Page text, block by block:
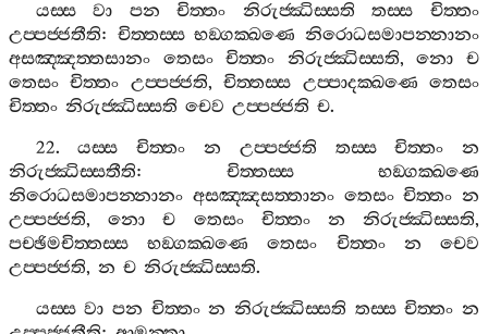
යස‍්ස
වා පන චිත‍්තං නිරුජ‍්ඣිස‍්සති තස‍්ස
චිත‍්තං
උප‍්පජ‍්ජතීති: චිත‍්තස‍්ස භඞ‍්ගක‍්ඛණෙ නිරොධසමාපන‍්නානං
අසඤ‍්ඤත‍්තසානං
තෙසං චිත‍්තං නිරුජ‍්ඣිස‍්සති,නො
ච
තෙසං චිත‍්තං උප‍්පජ‍්ජති,චිත‍්තස‍්ස උප‍්පාදක‍්ඛණෙ තෙසං
චිත‍්තං නිරුජ‍්ඣිස‍්සති චෙව උප‍්පජ‍්ජති ච.
22.යස‍්ස චිත‍්තං න උප‍්පජ‍්ජති තස‍්ස චිත‍්තං
න
නිරුජ‍්ඣිස‍්සතීති: චිත‍්තස‍්ස
භඞ‍්ගක‍්ඛණෙ
නිරොධසමාපන‍්නානං අසඤ‍්ඤසත‍්තානං තෙසං චිත‍්තං න
උප‍්පජ‍්ජති,නො ච තෙසං චිත‍්තං න නිරුජ‍්ඣිස‍්සති,
පච‍්ඡිමචිත‍්තස‍්ස
භඞ‍්ගක‍්ඛණෙ තෙසං චිත‍්තං න
චෙව
උප‍්පජ‍්ජති, න ච නිරුජ‍්ඣිස‍්සති.
යස‍්ස වා පන චිත‍්තං න නිරුජ‍්ඣිස‍්සති තස‍්ස චිත‍්තං න